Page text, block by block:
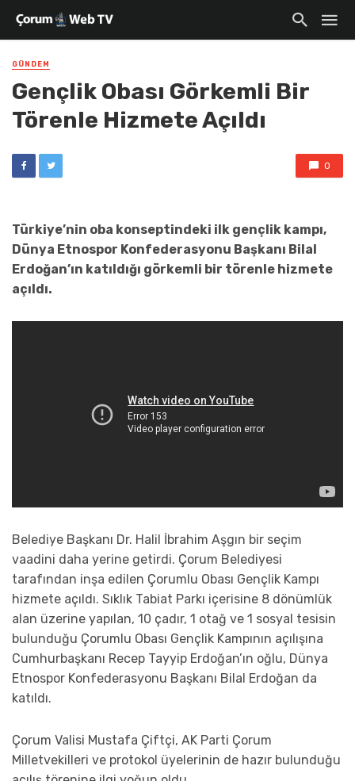
GÜNDEM
Gençlik Obası Görkemli Bir
Törenle Hizmete Açıldı
0
Türkiye’nin oba konseptindeki ilk gençlik kampı,
Dünya Etnospor Konfederasyonu Başkanı Bilal
Erdoğan’ın katıldığı görkemli bir törenle hizmete
açıldı.
Belediye Başkanı Dr. Halil İbrahim Aşgın bir seçim
vaadini daha yerine getirdi. Çorum Belediyesi
tarafından inşa edilen Çorumlu Obası Gençlik Kampı
hizmete açıldı. Sıklık Tabiat Parkı içerisine 8 dönümlük
alan üzerine yapılan, 10 çadır, 1 otağ ve 1 sosyal tesisin
bulunduğu Çorumlu Obası Gençlik Kampının açılışına
Cumhurbaşkanı Recep Tayyip Erdoğan’ın oğlu, Dünya
Etnospor Konfederasyonu Başkanı Bilal Erdoğan da
katıldı.
Çorum Valisi Mustafa Çiftçi, AK Parti Çorum
Milletvekilleri ve protokol üyelerinin de hazır bulunduğu